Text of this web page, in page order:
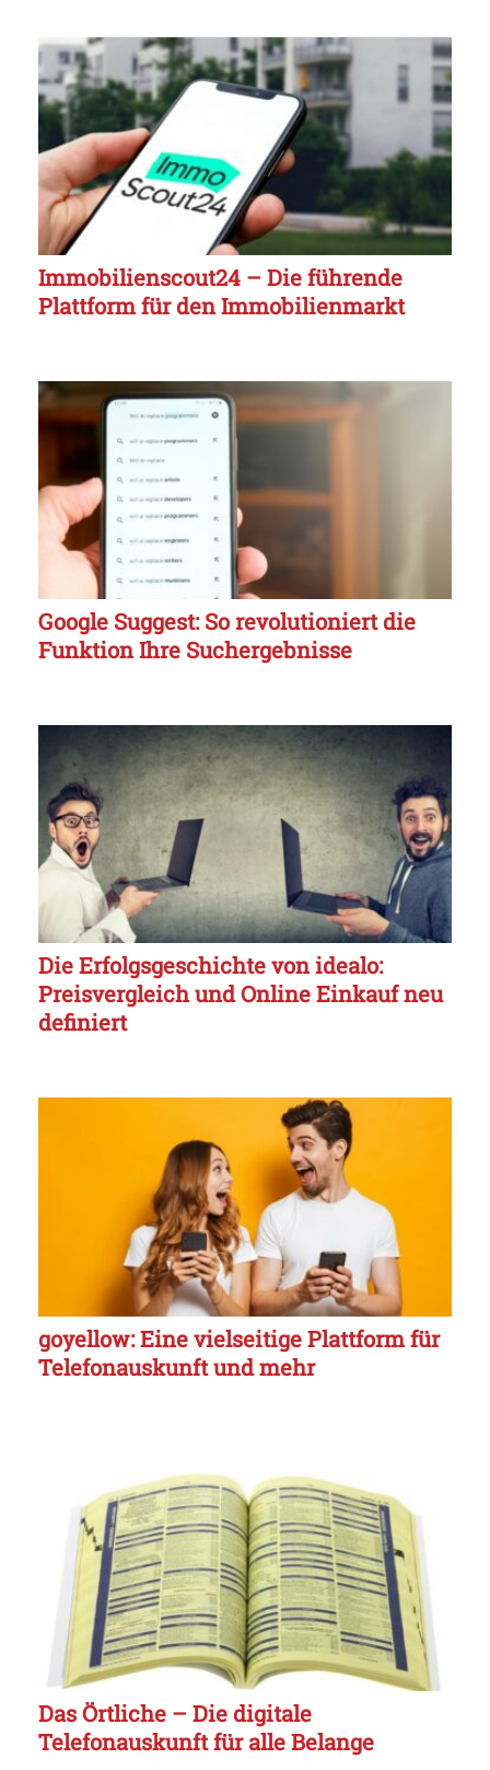
Immobilienscout24 – Die führende
Plattform für den Immobilienmarkt
Google Suggest: So revolutioniert die
Funktion Ihre Suchergebnisse
Die Erfolgsgeschichte von idealo:
Preisvergleich und Online Einkauf neu
definiert
goyellow: Eine vielseitige Plattform für
Telefonauskunft und mehr
Das Örtliche – Die digitale
Telefonauskunft für alle Belange